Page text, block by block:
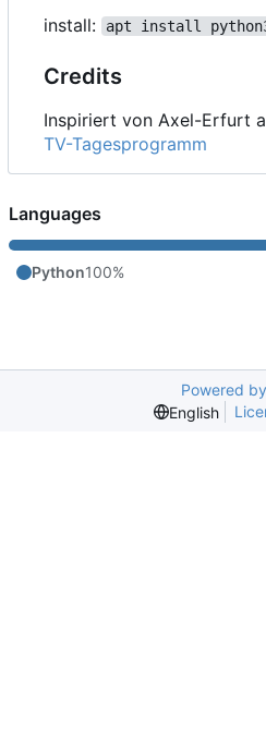
install: apt install
Credits
Inspiriert von Axel-Erfurt
TV-Tagesprogramm
Languages
Python100%
Powered
English